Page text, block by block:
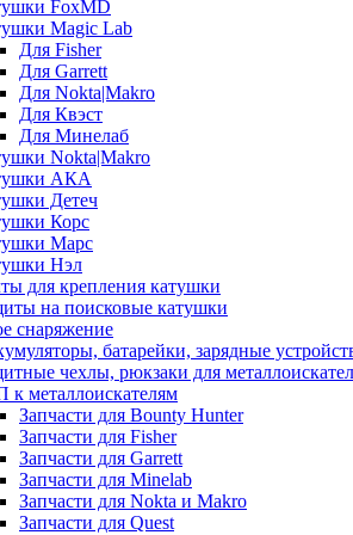
FoxMD
Magic Lab
Для Fisher
Для Garrett
Для Nokta|Makro
Для Квэст
Для Минелаб
Nokta|Makro
АКА
Детеч
Корс
Марс
Нэл
для крепления катушки
на поисковые катушки
снаряжение
батарейки, зарядные
чехлы, рюкзаки для
к металлоискателям
Запчасти для Bounty Hunter
Запчасти для Fisher
Запчасти для Garrett
Запчасти для Minelab
Запчасти для Nokta и Makro
Запчасти для Quest